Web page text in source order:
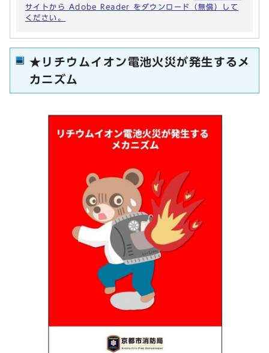
サイトから Adobe Reader をダウンロード（無償）して
ください。
★リチウムイオン電池火災が発生するメ
カニズム